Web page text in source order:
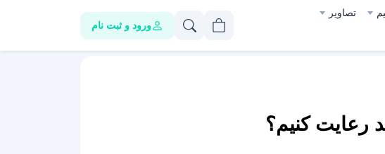
تصاویر
ورود و ثبت نام
رعایت کنیم؟